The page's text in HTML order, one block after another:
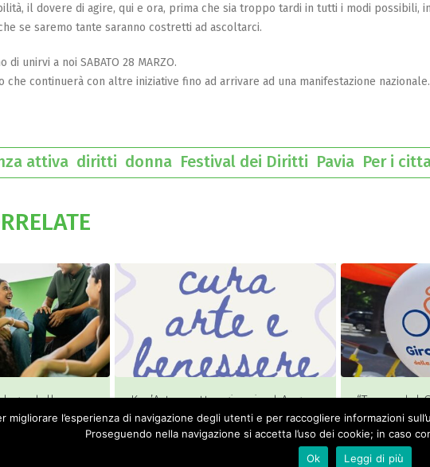
il dovere di agire, qui e ora, prima che sia troppo tardi in tutti i modi possibili,
se saremo tante saranno costretti ad ascoltarci.
unirvi a noi SABATO 28 MARZO.
che continuerà con altre iniziative fino ad arrivare ad una manifestazione nazionale.
attiva diritti donna Festival dei Diritti Pavia Per i
delle
rivolte alle
Kur’Art: quattro giorni ad Angera
per parlare di cultura e salute
“Tappa del
Cure
Scuole
migliorare l’esperienza di navigazione degli utenti e per raccogliere informazioni
Proseguendo nella navigazione si accetta l’uso dei cookie; in caso
Ok
Leggi di più